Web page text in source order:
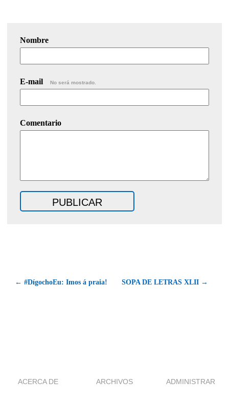
Nombre
E-mail No será mostrado.
Comentario
← #DígochoEu: Imos á praia! SOPA DE LETRAS XLII →
ACERCA DE ARCHIVOS ADMINISTRAR